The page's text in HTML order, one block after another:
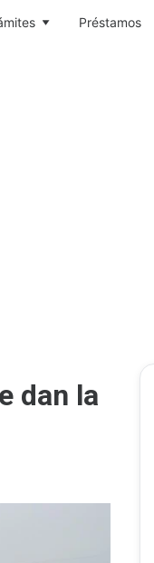
Préstamos
dan la